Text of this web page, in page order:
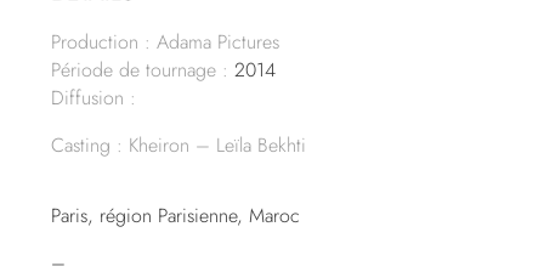
Production : Adama Pictures
Période de tournage : 2014
Diffusion :
Casting : Kheiron – Leïla Bekhti
Paris, région Parisienne, Maroc
–